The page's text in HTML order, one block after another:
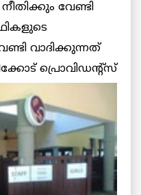
വേണ്ടി
വാദിക്കുന്നത്
പ്രൊവിഡന്റ്‌സ്